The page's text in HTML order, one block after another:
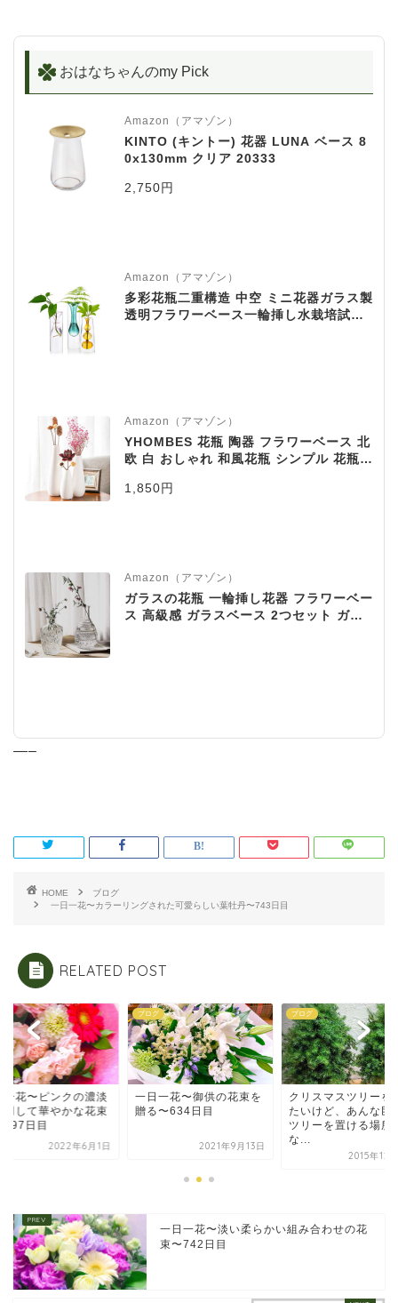
おはなちゃんのmy Pick
Amazon（アマゾン）
KINTO (キントー) 花器 LUNA ベース 8
0x130mm クリア 20333
2,750円
Amazon（アマゾン）
多彩花瓶二重構造 中空 ミニ花器ガラス製
透明フラワーベース一輪挿し水栽培試験
Amazon（アマゾン）
YHOMBES 花瓶 陶器 フラワーベース 北
欧 白 おしゃれ 和風花瓶 シンプル 花瓶
ゼント ギフト【水滴】高さ23cm
1,850円
Amazon（アマゾン）
ガラスの花瓶 一輪挿し花器 フラワーベー
ス 高級感 ガラスベース 2つセット ガラ
—–
HOME
ブログ
一日一花〜カラーリングされた可愛らしい葉牡丹〜743日目
RELATED POST
一花〜ピンクの濃淡
用して華やかな花束
897日目
2022年6月1日
ブログ
一日一花〜御供の花束を
贈る〜634日目
2021年9月13日
ブログ
クリスマスツリーを
たいけど、あんな巨
ツリーを置ける場所
な...
2015年12
一日一花〜淡い柔らかい組み合わせの花
束〜742日目